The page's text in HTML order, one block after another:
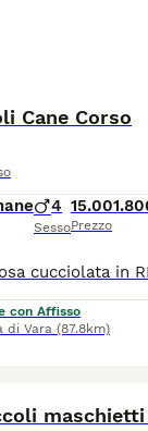
Cane Corso
4
SessoPrezzo
con Affisso
di Vara (87.8km)